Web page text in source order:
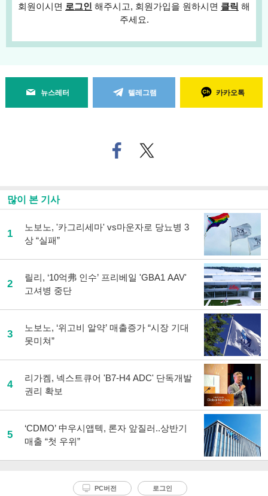
회원이시면 로그인 해주시고, 회원가입을 원하시면 클릭 해
주세요.
뉴스레터 텔레그램 카카오톡
페
이
기
사
공
트위
터로
많이 본 기사
1
노보노, '카그리세마' vs마운자로 당뇨병 3
상 “실패”
2
릴리, ‘10억弗 인수’ 프리베일 'GBA1 AAV'
고셔병 중단
3
노보노, ‘위고비 알약’ 매출증가 “시장 기대
못미쳐”
4
리가켐, 넥스트큐어 'B7-H4 ADC' 단독개발
권리 확보
5
‘CDMO’ 中우시앱텍, 론자 앞질러..상반기
매출 “첫 우위”
PC버전 로그인